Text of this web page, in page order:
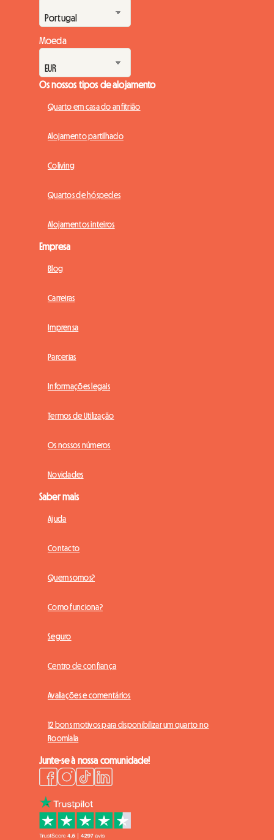
Moeda
Os nossos tipos de alojamento
Quarto em casa do anfitrião
Alojamento partilhado
Coliving
Quartos de hóspedes
Alojamentos inteiros
Empresa
Blog
Carreiras
Imprensa
Parcerias
Informações legais
Termos de Utilização
Os nossos números
Novidades
Saber mais
Ajuda
Contacto
Quem somos?
Como funciona?
Seguro
Centro de confiança
Avaliações e comentários
12 bons motivos para disponibilizar um quarto no
Roomlala
Junte-se à nossa comunidade!